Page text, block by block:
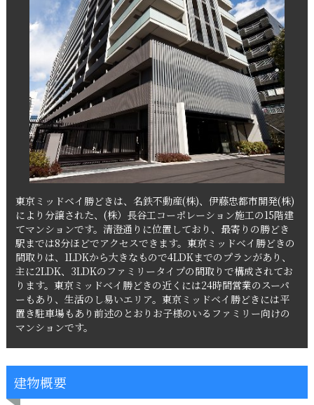
東京ミッドベイ勝どきは、名鉄不動産(株)、伊藤忠都市開発(株)
により分譲された、(株）長谷工コーポレーション施工の15階建
てマンションです。清澄通りに位置しており、最寄りの勝どき
駅までは8分ほどでアクセスできます。東京ミッドベイ勝どきの
間取りは、1LDKから大きなもので4LDKまでのプランがあり、
主に2LDK、3LDKのファミリータイプの間取りで構成されてお
ります。東京ミッドベイ勝どきの近くには24時間営業のスーパ
ーもあり、生活のし易いエリア。東京ミッドベイ勝どきには平
置き駐車場もあり前述のとおりお子様のいるファミリー向けの
マンションです。
建物概要